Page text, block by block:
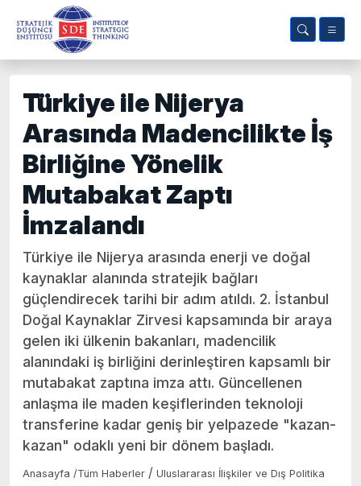
Türkiye ile Nijerya
Arasında Madencilikte İş
Birliğine Yönelik
Mutabakat Zaptı
İmzalandı
Türkiye ile Nijerya arasında enerji ve doğal
kaynaklar alanında stratejik bağları
güçlendirecek tarihi bir adım atıldı. 2. İstanbul
Doğal Kaynaklar Zirvesi kapsamında bir araya
gelen iki ülkenin bakanları, madencilik
alanındaki iş birliğini derinleştiren kapsamlı bir
mutabakat zaptına imza attı. Güncellenen
anlaşma ile maden keşiflerinden teknoloji
transferine kadar geniş bir yelpazede "kazan-
kazan" odaklı yeni bir dönem başladı.
Anasayfa /Tüm Haberler / Uluslararası İlişkiler ve Dış Politika